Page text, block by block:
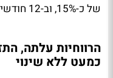
של כ-15%, וב-12 חודשים האחרונים היא עלתה כ-81%.
הרווחיות עלתה,
כמעט ללא שינוי